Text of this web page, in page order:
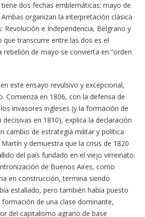
dos fechas emblemáticas: mayo de
organizan la interpretación clásica
Revolución e Independencia, Belgrano y
que transcurre entre las dos es el
rebelión de mayo se convierta en “orden
este ensayo revulsivo y excepcional,
Comienza en 1806, con la defensa de
invasores ingleses (y la formación de
decisivas en 1810), explica la declaración
cambio de estrategia militar y política
y demuestra que la crisis de 1820
del país fundado en el viejo virreinato.
de Buenos Aires, como
en construcción, termina siendo
estallado, pero también había puesto
de una clase dominante,
del capitalismo agrario de base